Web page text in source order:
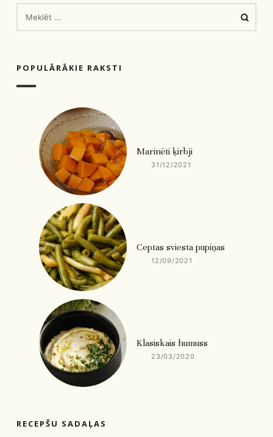
POPULĀRĀKIE RAKSTI
Marinēti ķirbji
31/12/2021
Ceptas sviesta pupiņas
12/09/2021
Klasiskais humuss
23/03/2020
RECEPŠU SADAĻAS